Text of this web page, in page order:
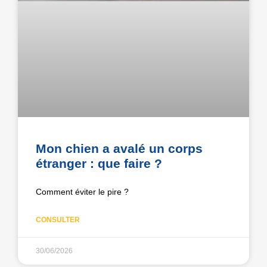
Mon chien a avalé un corps
étranger : que faire ?
Comment éviter le pire ?
CONSULTER
30/06/2026